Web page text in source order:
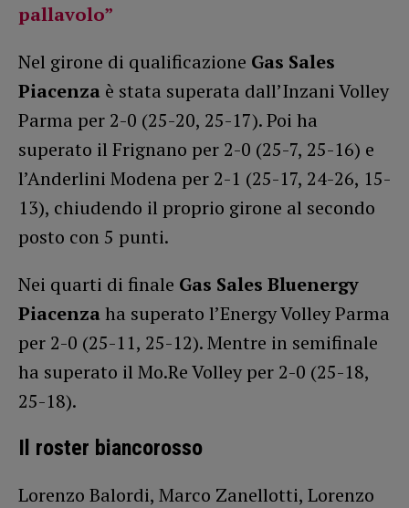
pallavolo”
Nel girone di qualificazione Gas Sales
Piacenza è stata superata dall’Inzani Volley
Parma per 2-0 (25-20, 25-17). Poi ha
superato il Frignano per 2-0 (25-7, 25-16) e
l’Anderlini Modena per 2-1 (25-17, 24-26, 15-
13), chiudendo il proprio girone al secondo
posto con 5 punti.
Nei quarti di finale Gas Sales Bluenergy
Piacenzaha superato l’Energy Volley Parma
per 2-0 (25-11, 25-12). Mentre in semifinale
ha superato il Mo.Re Volley per 2-0 (25-18,
25-18).
Il roster biancorosso
Lorenzo Balordi, Marco Zanellotti, Lorenzo